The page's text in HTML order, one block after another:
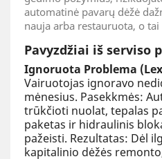
automatinė pavarų dėžė
nauja arba restauruota, o
Pavyzdžiai iš serviso
Ignoruota Problema
Vairuotojas ignoravo
mėnesius. Pasekkmės:
trūkčioti nuolat, tepalas
paketas ir hidraulinis
pažeisti. Rezultatas: Dėl
kapitalinio dėžės